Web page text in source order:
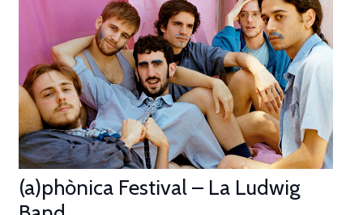
(a)phònica Festival – La Ludwig